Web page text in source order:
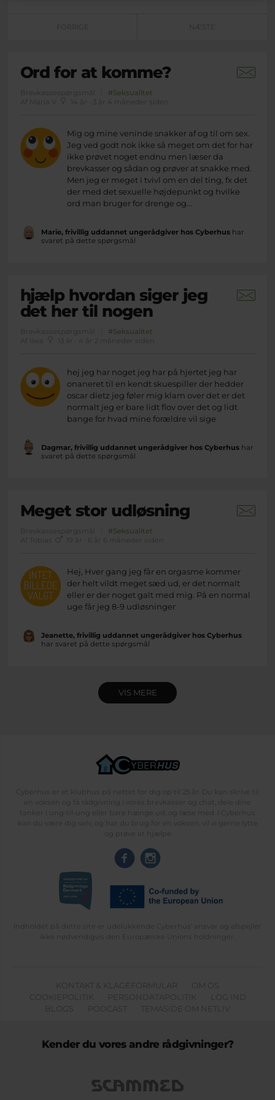
FORRIGE NÆSTE
Ord for at komme?
Brevkassespørgsmål
#Seksualitet
Af Maria V
14 år · 3 år 4 måneder siden
Mig og mine veninde snakker af og til om sex.
Jeg ved godt nok ikke så meget om det for har
ikke prøvet noget endnu men læser da
brevkasser og sådan og prøver at snakke med.
Men jeg er meget i tvivl om en del ting, fx det
der med det sexuelle højdepunkt og hvilke
ord man bruger for drenge og...
Marie, frivillig uddannet ungerådgiver hos Cyberhushar
svaret på dette spørgsmål
hjælp hvordan siger jeg
det her til nogen
Brevkassespørgsmål
#Seksualitet
Af liwa
13 år · 4 år 2 måneder siden
hej jeg har noget jeg har på hjertet jeg har
onaneret til en kendt skuespiller der hedder
oscar dietz jeg føler mig klam over det er det
normalt jeg er bare lidt flov over det og lidt
bange for hvad mine forældre vil sige
Dagmar, frivillig uddannet ungerådgiver hos Cyberhushar
svaret på dette spørgsmål
Meget stor udløsning
Brevkassespørgsmål
#Seksualitet
Af Tobias
Hej, Hver gang jeg får en orgasme kommer
der helt vildt meget sæd ud, er det normalt
eller er der noget galt med mig. På en normal
uge får jeg 8-9 udløsninger
Jeanette, frivillig uddannet ungerådgiver hos Cyberhus
har svaret på dette spørgsmål
VIS MERE
Cyberhus er et klubhus på nettet for dig op til 25 år. Du kan skrive til
en voksen og få rådgivning i vores brevkasser og chat, dele dine
tanker i ung-til-ung eller bare hænge ud, og læse med. I Cyberhus
kan du være dig selv, og har du brug for en voksen, vil vi gerne lytte
og prøve at hjælpe
Indholdet på dette site er udelukkende Cyberhus' ansvar og afspejler
ikke nødvendigvis den Europæiske Unions holdninger.
KONTAKT & KLAGEFORMULAR
OM OS
COOKIEPOLITIK
PERSONDATAPOLITIK
LOG IND
BLOGS
PODCAST TEMASIDE OM NETLIV
Kender du vores andre rådgivninger?